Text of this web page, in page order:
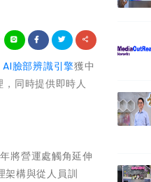
臉部辨識引擎獲中
同時提供即時人
將營運處觸角延伸
架構與從人員訓